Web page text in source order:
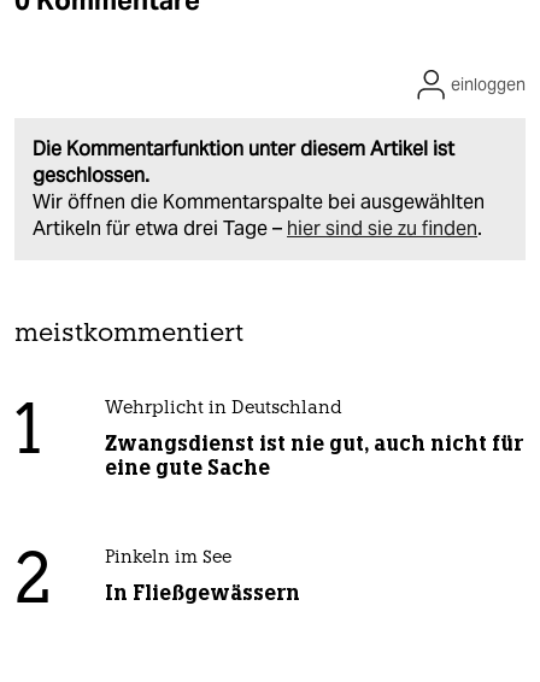
Die Kommentarfunktion unter diesem Artikel ist
geschlossen.
Wir öffnen die Kommentarspalte bei ausgewählten
Artikeln für etwa drei Tage – hier sind sie zu finden.
einloggen
meistkommentiert
1 Wehrplicht in Deutschland
Zwangsdienst ist nie gut, auch nicht für
eine gute Sache
2 Pinkeln im See
In Fließgewässern